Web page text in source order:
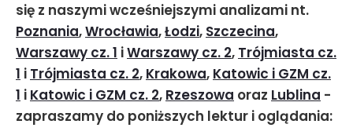
się z naszymi wcześniejszymi analizami nt.
Poznania,Wrocławia,Łodzi, Szczecina,
Warszawy cz. 1 iWarszawy cz. 2, Trójmiasta cz.
1 i Trójmiasta cz. 2, Krakowa, Katowic i GZM cz.
1 i Katowic i GZM cz. 2, Rzeszowa oraz Lublina -
zapraszamy do poniższych lektur i oglądania: